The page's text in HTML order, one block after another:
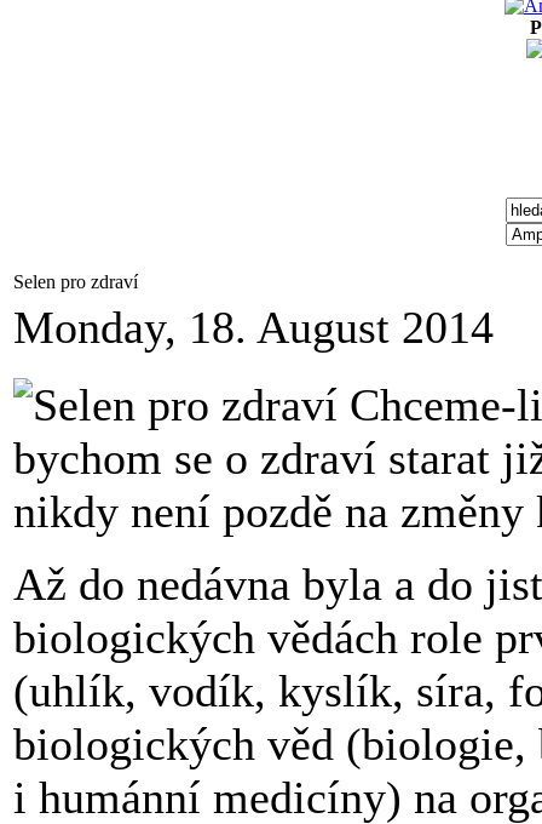
Selen pro zdraví
Monday, 18. August 2014
Chceme-
bychom se o zdraví starat
nikdy není pozdě na změny
Až do nedávna byla a do
biologických vědách role
(uhlík, vodík, kyslík, síra,
biologických věd (biologie,
i humánní medicíny) na